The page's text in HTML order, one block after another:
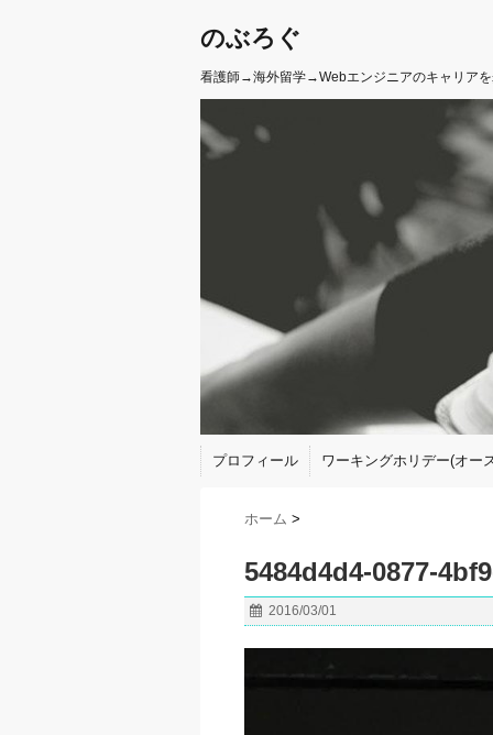
のぶろぐ
看護師→海外留学→Webエンジニアのキャリア
プロフィール ワーキングホリデー(オー
ホーム >
5484d4d4-0877-
2016/03/01